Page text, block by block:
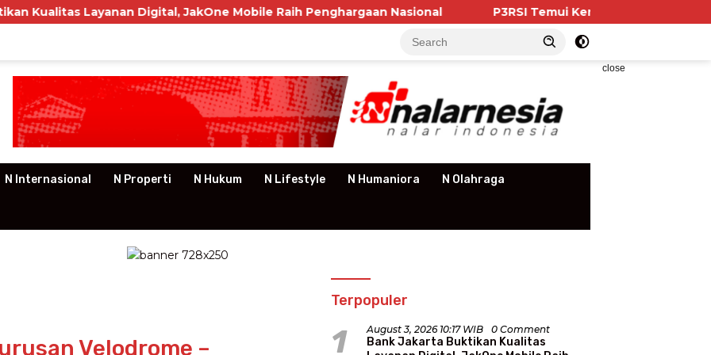
Digital, JakOne Mobile Raih Penghargaan Nasional P3RSI Temui Kementerian PKP, Pengurus
close
N Internasional N Properti N Hukum N Lifestyle N Humaniora N Olahraga
Velodrome –
Terpopuler
1 August 3, 2026 10:17 WIB 0 Comment
Bank Jakarta Buktikan Kualitas